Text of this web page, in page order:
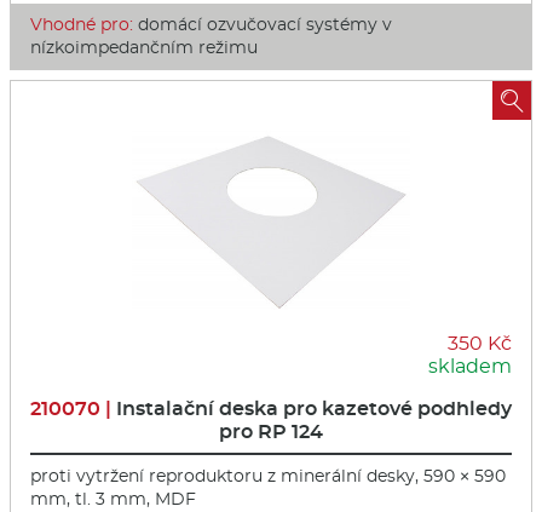
Vhodné pro: domácí ozvučovací systémy v
nízkoimpedančním režimu
350 Kč
skladem
210070 | Instalační deska pro kazetové podhledy
pro RP 124
proti vytržení reproduktoru z minerální desky, 590 × 590
mm, tl. 3 mm, MDF
